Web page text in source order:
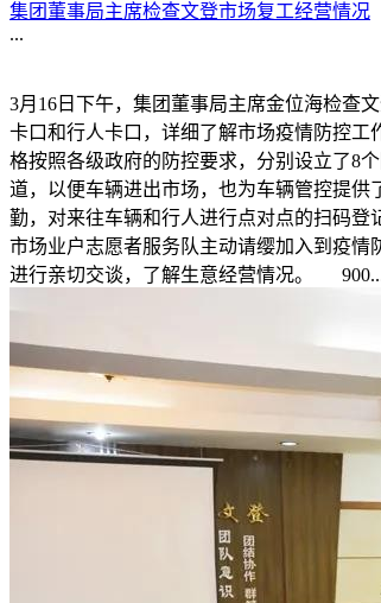
集团董事局主席检查文登市场复工经营情况
...
3月16日下午，集团董事局主席金位海检查
卡口和行人卡口，详细了解市场疫情防控
格按照各级政府的防控要求，分别设立了8
道，以便车辆进出市场，也为车辆管控提
勤，对来往车辆和行人进行点对点的扫码
市场业户志愿者服务队主动请缨加入到疫
进行亲切交谈，了解生意经营情况。